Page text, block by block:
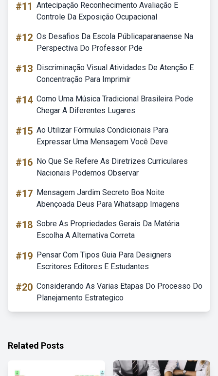
#11 Antecipação Reconhecimento Avaliação E
Controle Da Exposição Ocupacional
#12 Os Desafios Da Escola Públicaparanaense Na
Perspectiva Do Professor Pde
#13 Discriminação Visual Atividades De Atenção E
Concentração Para Imprimir
#14 Como Uma Música Tradicional Brasileira Pode
Chegar A Diferentes Lugares
#15 Ao Utilizar Fórmulas Condicionais Para
Expressar Uma Mensagem Você Deve
#16 No Que Se Refere As Diretrizes Curriculares
Nacionais Podemos Observar
#17 Mensagem Jardim Secreto Boa Noite
Abençoada Deus Para Whatsapp Imagens
#18 Sobre As Propriedades Gerais Da Matéria
Escolha A Alternativa Correta
#19 Pensar Com Tipos Guia Para Designers
Escritores Editores E Estudantes
#20 Considerando As Varias Etapas Do Processo Do
Planejamento Estrategico
Related Posts